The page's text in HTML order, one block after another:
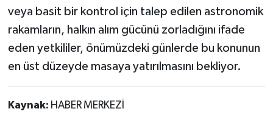
veya basit bir kontrol için talep edilen astronomik
rakamların, halkın alım gücünü zorladığını ifade
eden yetkililer, önümüzdeki günlerde bu konunun
en üst düzeyde masaya yatırılmasını bekliyor.
Kaynak: HABER MERKEZİ